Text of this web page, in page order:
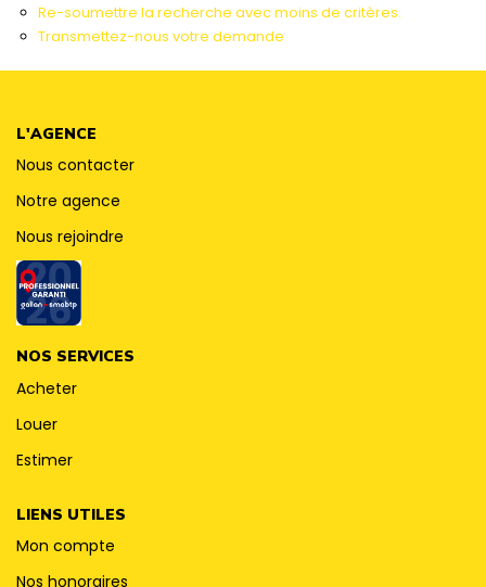
PARTENAIRE TRANSACTION
Re-soumettre la recherche avec moins de critères.
Transmettez-nous votre demande
L'AGENCE
Nous contacter
Notre agence
Nous rejoindre
NOS SERVICES
Acheter
Louer
Estimer
LIENS UTILES
Mon compte
Nos honoraires